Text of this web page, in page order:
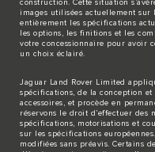
construction. Cette situation
images utilisées actuellement sur
entièrement les spécifications
les options, les finitions et les
votre concessionnaire pour avoir
un choix éclairé.
Jaguar Land Rover Limited
spécifications, de la conception
accessoires, et procède en
réservons le droit d’effectuer des
spécifications, motorisations et
sur les spécifications
modifiées sans préavis. Certains